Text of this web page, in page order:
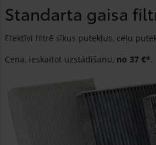
Standarta gaisa
Efektīvi filtrē sīkus putekļus, ceļu
Cena, ieskaitot uzstādīšanu, no 37 €*.